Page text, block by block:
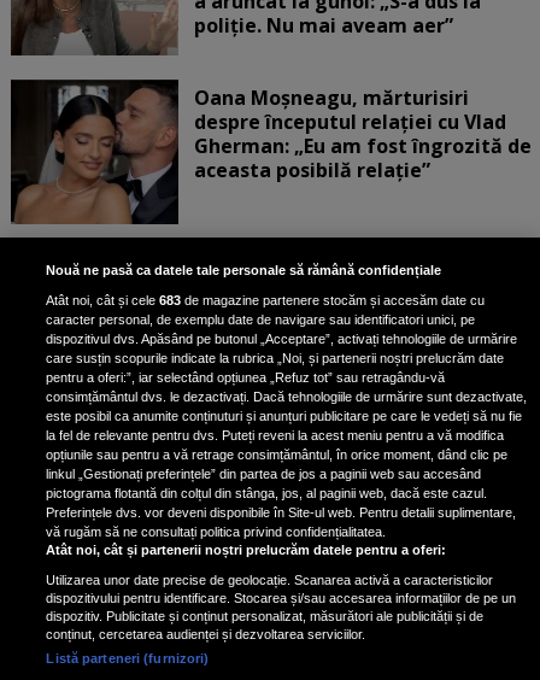
poliție. Nu mai aveam aer”
Oana Moșneagu, mărturisiri
despre începutul relației cu Vlad
Gherman: „Eu am fost îngrozită de
aceasta posibilă relație”
Unde locuiesc Alberto Guță și
iubita lui, după ce au plecat din
casa Narcisei Balaban: „Noi
suntem într-o casă cu două-trei
etaje”
Oana Roman, achiziție după
achiziție. Suma exorbitantă pe
care a scos-o din buzunar pentru o
pereche de ochelari de soare și un
parfum
Nouă ne pasă ca datele tale personale să rămână confidențiale
Atât noi, cât și cele683 de magazine partenere stocăm și accesăm date cu
caracter personal, de exemplu date de navigare sau identificatori unici, pe
dispozitivul dvs. Apăsând pe butonul „Acceptare”, activați tehnologiile de urmărire
care susțin scopurile indicate la rubrica „Noi, și partenerii noștri prelucrăm date
pentru a oferi:”, iar selectând opțiunea „Refuz tot” sau retragându-vă
consimțământul dvs. le dezactivați. Dacă tehnologiile de urmărire sunt dezactivate,
este posibil ca anumite conținuturi și anunțuri publicitare pe care le vedeți să nu fie
la fel de relevante pentru dvs. Puteți reveni la acest meniu pentru a vă modifica
opțiunile sau pentru a vă retrage consimțământul, în orice moment, dând clic pe
linkul „Gestionați preferințele” din partea de jos a paginii web sau accesând
pictograma flotantă din colțul din stânga, jos, al paginii web, dacă este cazul.
Preferințele dvs. vor deveni disponibile în Site-ul web. Pentru detalii suplimentare,
vă rugăm să ne consultați politica privind confidențialitatea.
Atât noi, cât și partenerii noștri prelucrăm datele pentru a oferi:
Utilizarea unor date precise de geolocație. Scanarea activă a caracteristicilor
dispozitivului pentru identificare. Stocarea și/sau accesarea informațiilor de pe un
dispozitiv. Publicitate și conținut personalizat, măsurători ale publicității și de
conținut, cercetarea audienței și dezvoltarea serviciilor.
Listă parteneri (furnizori)